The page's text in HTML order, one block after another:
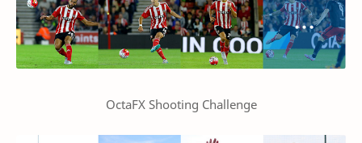
OctaFX Shooting Challenge